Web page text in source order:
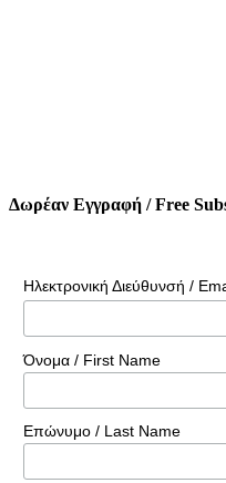
Δωρέαν Εγγραφή / Free
Ηλεκτρονική Διεύθυνσή /
Όνομα / First Name
Επώνυμο / Last Name